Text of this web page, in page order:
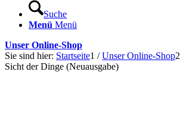
Suche
Menü Menü
Unser Online-Shop
Sie sind hier: Startseite1 / Unser Online-Shop2
Sicht der Dinge (Neuausgabe)